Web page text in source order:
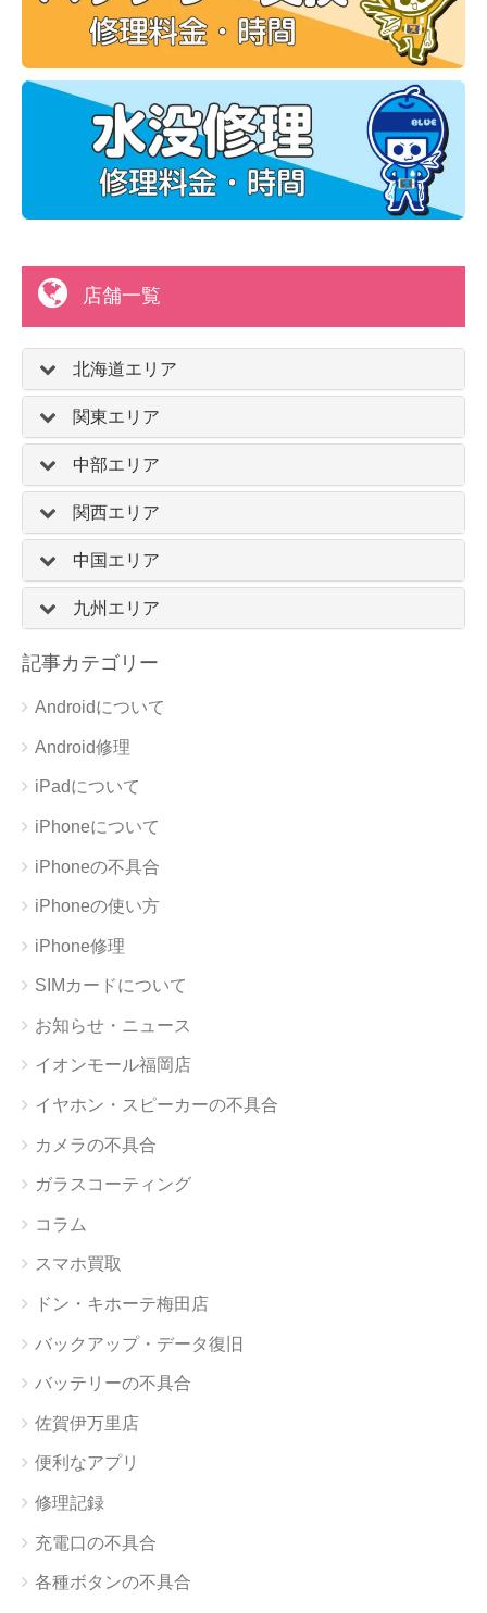
店舗一覧
北海道エリア
関東エリア
中部エリア
関西エリア
中国エリア
九州エリア
記事カテゴリー
Androidについて
Android修理
iPadについて
iPhoneについて
iPhoneの不具合
iPhoneの使い方
iPhone修理
SIMカードについて
お知らせ・ニュース
イオンモール福岡店
イヤホン・スピーカーの不具合
カメラの不具合
ガラスコーティング
コラム
スマホ買取
ドン・キホーテ梅田店
バックアップ・データ復旧
バッテリーの不具合
佐賀伊万里店
便利なアプリ
修理記録
充電口の不具合
各種ボタンの不具合